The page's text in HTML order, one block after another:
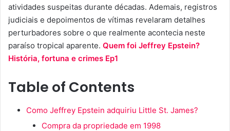
atividades suspeitas durante décadas. Ademais, registros
judiciais e depoimentos de vítimas revelaram detalhes
perturbadores sobre o que realmente acontecia neste
paraíso tropical aparente. Quem foi Jeffrey Epstein?
História, fortuna e crimes Ep1
Table of Contents
Como Jeffrey Epstein adquiriu Little St. James?
Compra da propriedade em 1998